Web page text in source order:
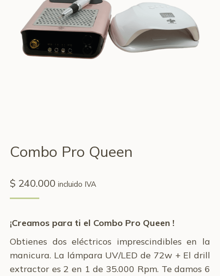
Combo Pro Queen
$ 240.000 incluido IVA
¡Creamos para ti el Combo Pro Queen !
Obtienes dos eléctricos imprescindibles en la
manicura. La lámpara UV/LED de 72w + El drill
extractor es 2 en 1 de 35.000 Rpm. Te damos 6